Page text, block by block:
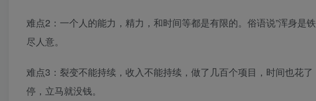
难点2：一个人的能力，精力，和时间等都是有限的。俗语说”浑身是
尽人意。
难点3：裂变不能持续，收入不能持续，做了几百个项目，时间也花
停，立马就没钱。